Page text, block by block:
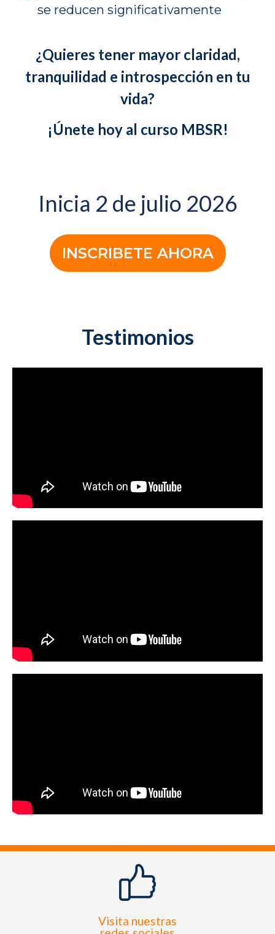
se reducen significativamente
¿Quieres tener mayor claridad,
tranquilidad e introspección en tu
vida?
¡Únete hoy al curso MBSR!
Inicia 2 de julio 2026
INSCRIBETE AHORA
Testimonios
Visita nuestras